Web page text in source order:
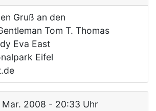
Gruß an den
Tom T. Thomas
Eva East
Eifel
Mar. 2008 - 20:33 Uhr